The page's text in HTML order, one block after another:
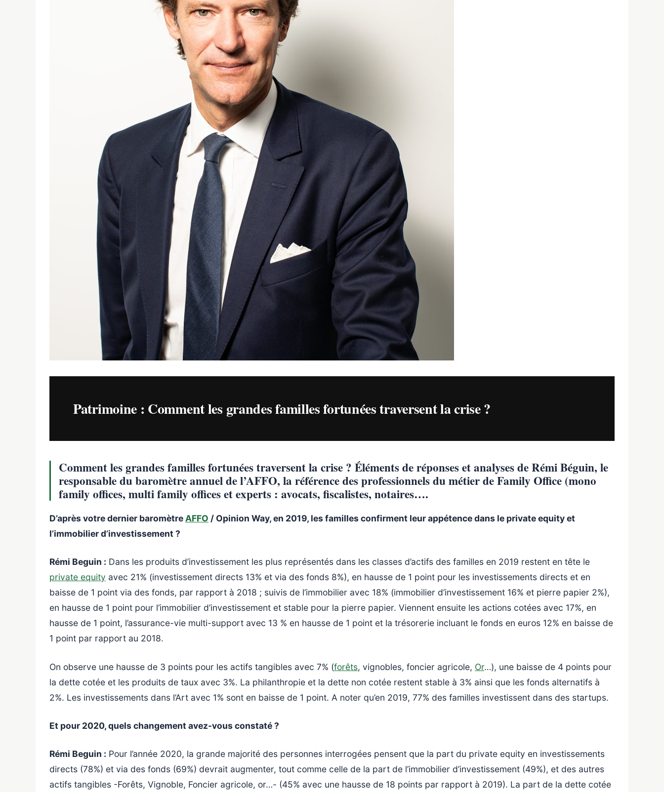
Patrimoine : Comment les grandes familles fortunées traversent la crise ?
Comment les grandes familles fortunées traversent la crise ? Éléments de réponses et analyses de Rémi Béguin, le
responsable du baromètre annuel de l’AFFO, la référence des professionnels du métier de Family Office (mono
family offices, multi family offices et experts : avocats, fiscalistes, notaires….
D’après votre dernier baromètre AFFO / Opinion Way, en 2019, les familles confirment leur appétence dans le private equity et
l’immobilier d’investissement ?
Rémi Beguin : Dans les produits d’investissement les plus représentés dans les classes d’actifs des familles en 2019 restent en tête le
private equity avec 21% (investissement directs 13% et via des fonds 8%), en hausse de 1 point pour les investissements directs et en
baisse de 1 point via des fonds, par rapport à 2018 ; suivis de l’immobilier avec 18% (immobilier d’investissement 16% et pierre papier 2%),
en hausse de 1 point pour l’immobilier d’investissement et stable pour la pierre papier. Viennent ensuite les actions cotées avec 17%, en
hausse de 1 point, l’assurance-vie multi-support avec 13 % en hausse de 1 point et la trésorerie incluant le fonds en euros 12% en baisse de
1 point par rapport au 2018.
On observe une hausse de 3 points pour les actifs tangibles avec 7% (forêts, vignobles, foncier agricole, Or…), une baisse de 4 points pour
la dette cotée et les produits de taux avec 3%. La philanthropie et la dette non cotée restent stable à 3% ainsi que les fonds alternatifs à
2%. Les investissements dans l’Art avec 1% sont en baisse de 1 point. A noter qu’en 2019, 77% des familles investissent dans des startups.
Et pour 2020, quels changement avez-vous constaté ?
Rémi Beguin : Pour l’année 2020, la grande majorité des personnes interrogées pensent que la part du private equity en investissements
directs (78%) et via des fonds (69%) devrait augmenter, tout comme celle de la part de l’immobilier d’investissement (49%), et des autres
actifs tangibles -Forêts, Vignoble, Foncier agricole, or…- (45% avec une hausse de 18 points par rapport à 2019). La part de la dette cotée